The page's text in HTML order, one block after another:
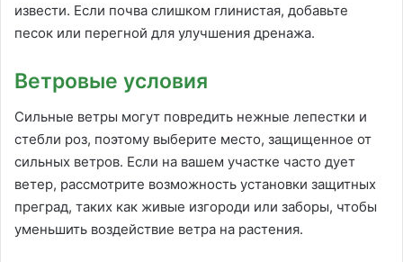
извести. Если почва слишком глинистая, добавьте
песок или перегной для улучшения дренажа.
Ветровые условия
Сильные ветры могут повредить нежные лепестки и
стебли роз, поэтому выберите место, защищенное от
сильных ветров. Если на вашем участке часто дует
ветер, рассмотрите возможность установки защитных
преград, таких как живые изгороди или заборы, чтобы
уменьшить воздействие ветра на растения.